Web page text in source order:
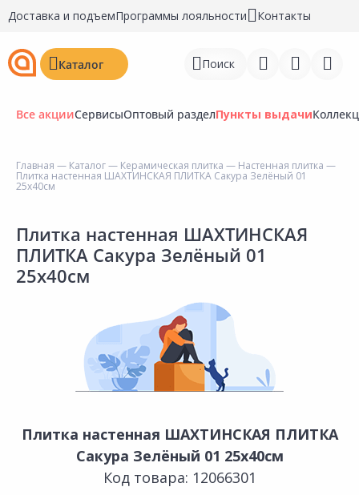
Доставка и подъемПрограммы лояльности Контакты
Каталог Поиск
Перейти к сравнению
Недавно просмотренные
товары
Все акцииСервисыОптовый разделПункты выдачи
Главная — Каталог— Керамическая плитка — Настенная плитка —
Плитка настенная ШАХТИНСКАЯ ПЛИТКА Сакура Зелёный 01
25х40см
Плитка настенная ШАХТИНСКАЯ
ПЛИТКА Сакура Зелёный 01
25х40см
Плитка настенная ШАХТИНСКАЯ ПЛИТКА
Сакура Зелёный 01 25х40см
Код товара: 12066301